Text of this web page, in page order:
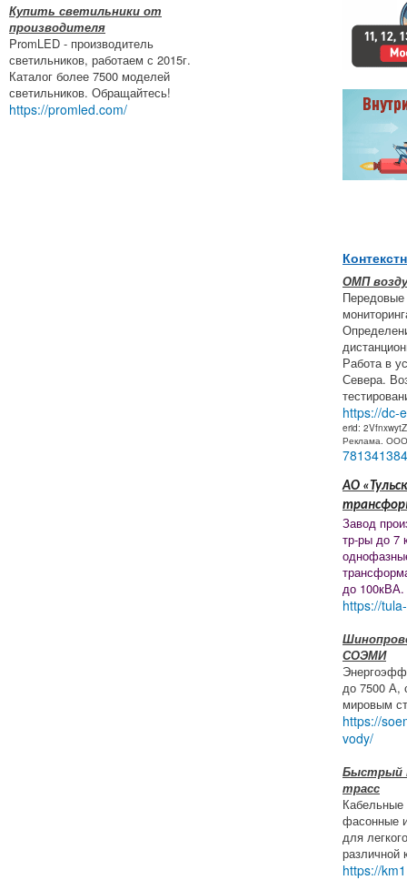
Купить светильники от
производителя
PromLED - производитель
светильников, работаем с 2015г.
Каталог более 7500 моделей
светильников. Обращайтесь!
https://promled.com/
ОМП
Работа в
Севера.
https://dc-
erid:
Реклама.
АО
Завод
тр-ры до 7
до 100кВА.
https://
СОЭМИ
до 7500 А,
мировым
https://
vody/
Быстрый
трасс
Кабельные
фасонные
для
различной
https://